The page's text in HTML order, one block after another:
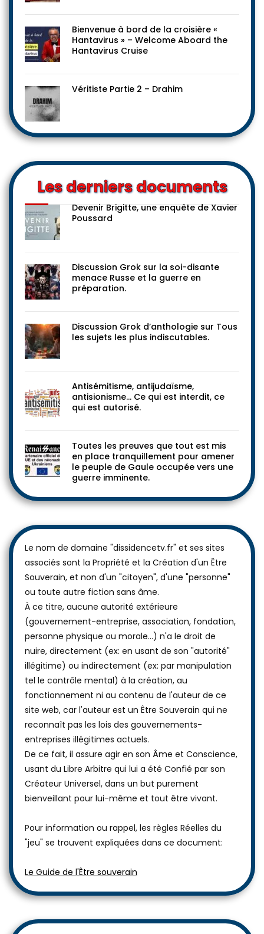
Bienvenue à bord de la croisière «
Hantavirus » – Welcome Aboard the
Hantavirus Cruise
Véritiste Partie 2 – Drahim
Les derniers documents
Devenir Brigitte, une enquête de Xavier
Poussard
Discussion Grok sur la soi-disante
menace Russe et la guerre en
préparation.
Discussion Grok d’anthologie sur Tous
les sujets les plus indiscutables.
Antisémitisme, antijudaïsme,
antisionisme… Ce qui est interdit, ce
qui est autorisé.
Toutes les preuves que tout est mis
en place tranquillement pour amener
le peuple de Gaule occupée vers une
guerre imminente.
Le nom de domaine "dissidencetv.fr" et ses sites
associés sont la Propriété et la Création d'un Être
Souverain, et non d'un "citoyen", d'une "personne"
ou toute autre fiction sans âme.
À ce titre, aucune autorité extérieure
(gouvernement-entreprise, association, fondation,
personne physique ou morale...) n'a le droit de
nuire, directement (ex: en usant de son "autorité"
illégitime) ou indirectement (ex: par manipulation
tel le contrôle mental) à la création, au
fonctionnement ni au contenu de l'auteur de ce
site web, car l'auteur est un Être Souverain qui ne
reconnaît pas les lois des gouvernements-
entreprises illégitimes actuels.
De ce fait, il assure agir en son Âme et Conscience,
usant du Libre Arbitre qui lui a été Confié par son
Créateur Universel, dans un but purement
bienveillant pour lui-même et tout être vivant.
Pour information ou rappel, les règles Réelles du
"jeu" se trouvent expliquées dans ce document:
Le Guide de l'Être souverain